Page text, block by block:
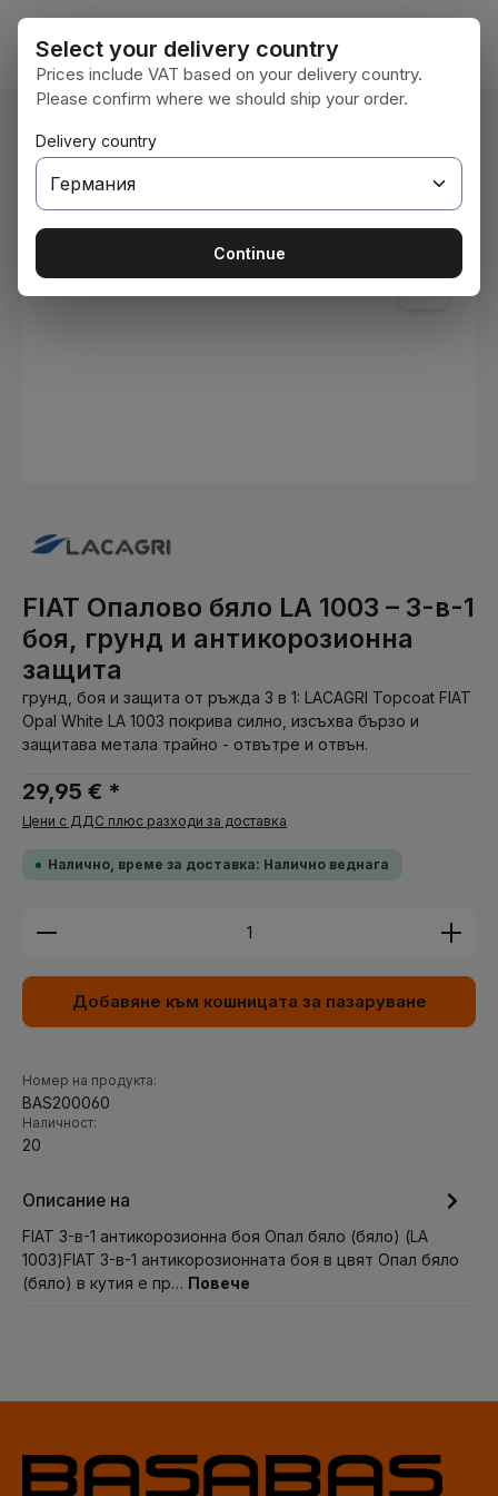
Преминете към основното съдържание
Вие сте тук: Начална страница
Бои и лакове
Пропуснете галерия с изображения
FIAT Опалово бяло LA 1003 – 3-в-1
боя, грунд и антикорозионна
защита
грунд, боя и защита от ръжда 3 в 1: LACAGRI Topcoat FIAT
Opal White LA 1003 покрива силно, изсъхва бързо и
защитава метала трайно - отвътре и отвън.
29,95 € *
Цени с ДДС плюс разходи за доставка
Налично, време за доставка: Налично веднага
Количество на продукта: Въведете желаната
Добавяне към кошницата за пазаруване
Номер на продукта:
BAS200060
Наличност:
20
Описание на
FIAT 3-в-1 антикорозионна боя Опал бяло (бяло) (LA
1003)FIAT 3-в-1 антикорозионната боя в цвят Опал бяло
(бяло) в кутия е пр… Повече
Select your delivery country
Prices include VAT based on your delivery country.
Please confirm where we should ship your order.
Delivery country
Continue